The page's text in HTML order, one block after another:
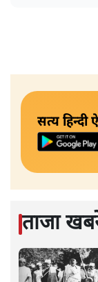
सत्य हिन्दी
ताजा